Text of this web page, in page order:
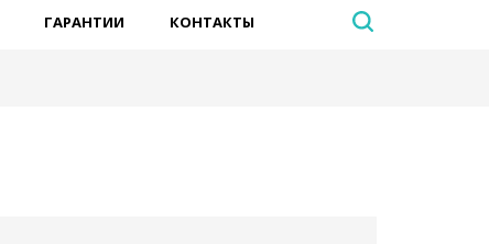
ГАРАНТИИ КОНТАКТЫ